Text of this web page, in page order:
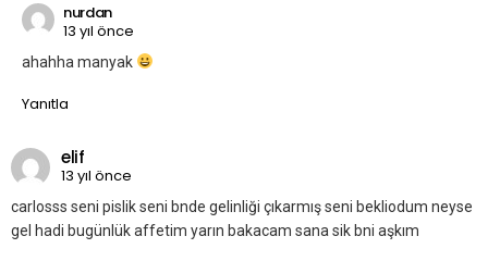
nurdan
13 yıl önce
ahahha manyak
Yanıtla
elif
13 yıl önce
carlosss seni pislik seni bnde gelinliği çıkarmış seni bekliodum neyse
gel hadi bugünlük affetim yarın bakacam sana sik bni aşkım